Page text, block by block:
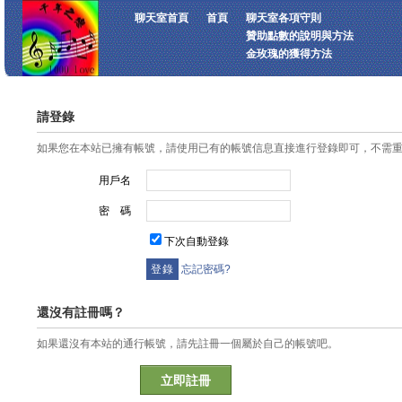
聊天室首頁 首頁
聊天室各項守則
贊助點數的說明與方法
金玫瑰的獲得方法
請登錄
如果您在本站已擁有帳號，請使用已有的帳號信息直接進行登錄即可，不需
用戶名
密 碼
下次自動登錄
忘記密碼?
還沒有註冊嗎？
如果還沒有本站的通行帳號，請先註冊一個屬於自己的帳號吧。
立即註冊